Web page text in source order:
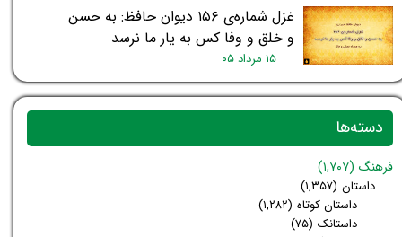
غزل شماره‌ی ۱۵۶ دیوان حافظ: به حسن
و خلق و وفا کس به یار ما نرسد
۱۵ مرداد ۰۵
دسته‌ها
فرهنگ (۱,۷۰۷)
داستان (۱,۳۵۷)
داستان کوتاه (۱,۲۸۲)
داستانک (۷۵)